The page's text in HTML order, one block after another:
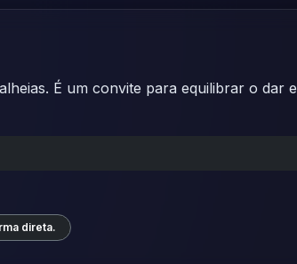
É um convite para equilibrar o dar e
direta.